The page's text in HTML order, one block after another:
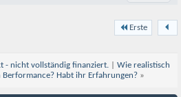
Erste
- nicht vollständig finanziert.
Wie realistisch
Berformance? Habt ihr Erfahrungen? »